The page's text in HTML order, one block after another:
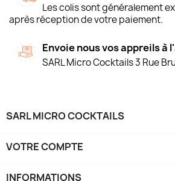
Les colis sont généralement
après réception de votre paiement.
Envoie nous vos appreils à
SARL Micro Cocktails 3 Rue
SARL MICRO COCKTAILS
VOTRE COMPTE
INFORMATIONS